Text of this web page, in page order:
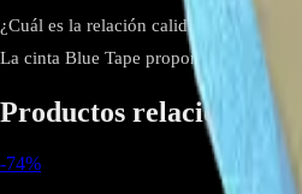
¿Cuál es la relación calidad-precio de
La cinta Blue Tape proporciona una
Productos relacionados
-74%